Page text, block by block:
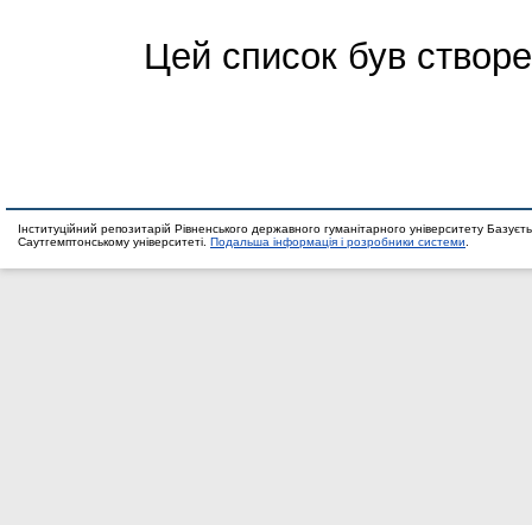
Цей список був
Інституційний репозитарій Рівненського державного гуманітарного університету
Саутгемптонському університеті. Подальша інформація і розробники системи